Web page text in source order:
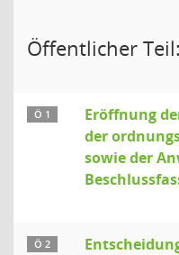
Öffentlicher Teil:
Ö 1
Eröffnung
der
sowie der
Ö 2